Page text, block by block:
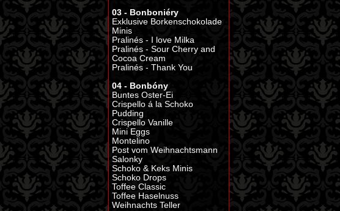
03 - Bonboniéry
Exklusive Borkenschokolade
Minis
Pralinés - I love Milka
Pralinés - Sour Cherry and
Cocoa Cream
Pralinés - Thank You
04 - Bonbóny
Buntes Oster-Ei
Crispello á la Schoko
Pudding
Crispello Vanille
Mini Eggs
Montelino
Post vom Weihnachtsmann
Salonky
Schoko & Keks Minis
Schoko Drops
Toffee Classic
Toffee Haselnuss
Weihnachts Teller